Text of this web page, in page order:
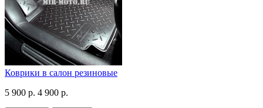
Коврики в салон резиновые
5 900 р. 4 900 р.